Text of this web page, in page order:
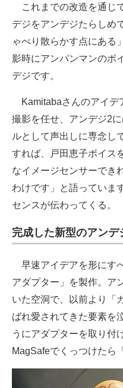
これまでの改造を通じ
デジをアンデジたらしめ
ゃべり散らかす点にある
影時にアンパンマンのボ
デジです。
Kamitabaさんのアイデ
撮影を任せ、アンデジ2
ルとして声出しに専念し
すれば、戸田恵子ボイス
なイメージセンサーでき
わけです」と語っていま
センスが伝わってくる。
完成した新型のアンデ
早速アイデアを形にす
アダプター」を製作。ア
いた空洞で、以前より「
ばれ愛されてきた要素を
うにアダプターを取り付
MagSafeでくっつけたら